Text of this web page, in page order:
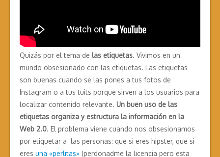
Quizás por el tema de las etiquetas. Vivimos en un
mundo obsesionado con las etiquetas. Las etiquetas
son buenas cuando se las pones a tus fotos de
Instagram o a tus tuits porque sirven a los usuarios para
localizar contenido relevante. Un buen uso de las
etiquetas organiza y estructura la información en la
Web 2.0. El problema viene cuando nos obsesionamos
por etiquetar a las personas: que si eres hipster, que si
eres una «perlitas» (perdonadme la licencia pero esta